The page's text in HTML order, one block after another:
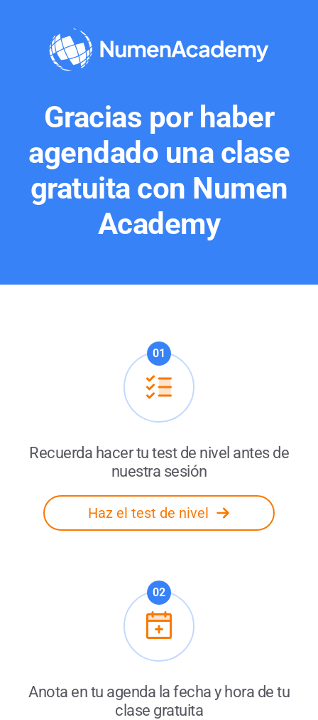
Gracias por haber
agendado una clase
gratuita con Numen
Academy
01
Recuerda hacer tu test de nivel antes de
nuestra sesión
Haz el test de nivel
02
Anota en tu agenda la fecha y hora de tu
clase gratuita